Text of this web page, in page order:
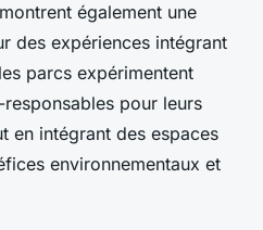
montrent également une
des expériences intégrant
parcs expérimentent
pour leurs
en intégrant des espaces
environnementaux et